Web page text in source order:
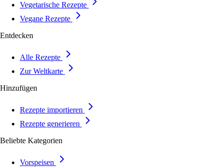
Vegetarische Rezepte
Vegane Rezepte
Entdecken
Alle Rezepte
Zur Weltkarte
Hinzufügen
Rezepte importieren
Rezepte generieren
Beliebte Kategorien
Vorspeisen